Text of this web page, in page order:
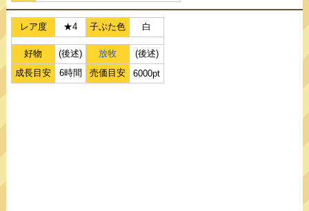
レア度 ★4 子ぶた色 白
好物 (後述) 放牧
(後述)
成長目安
6時間 売価目安 6000pt